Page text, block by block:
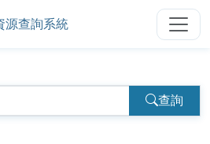
電子資源查詢系統
源查詢系統
查詢